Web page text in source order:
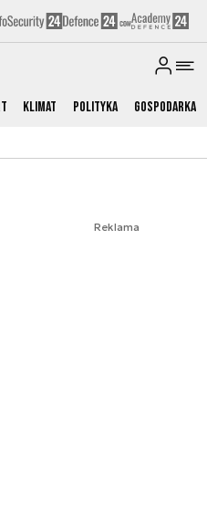
Klimat Polityka Gospodarka
Reklama